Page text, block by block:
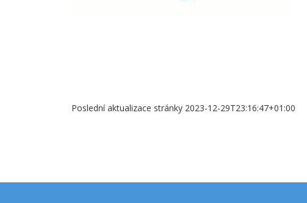
Poslední aktualizace stránky 2023-12-29T23:16:47+01:00